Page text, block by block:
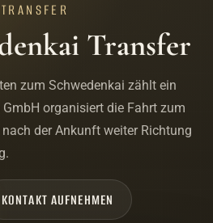
Transfer
zum Schwedenkai zählt ein
organisiert die Fahrt zum
der Ankunft weiter Richtung
KONTAKT AUFNEHMEN